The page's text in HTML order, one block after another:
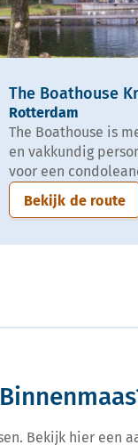
The Boathouse
Rotterdam
The Boathouse is
en vakkundig
voor een
Bekijk de route
Bekijk hier